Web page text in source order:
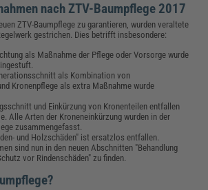
nach ZTV-Baumpflege 2017
ZTV-Baumpflege zu garantieren, wurden veraltete
gestrichen. Dies betrifft insbesondere:
als Maßnahme der Pflege oder Vorsorge wurde
als Kombination von
Kronenpflege als extra Maßnahme wurde
und Einkürzung von Kronenteilen entfallen
Alle Arten der Kroneneinkürzung wurden in der
zusammengefasst.
und Holzschäden" ist ersatzlos entfallen.
sind nun in den neuen Abschnitten "Behandlung
vor Rindenschäden" zu finden.